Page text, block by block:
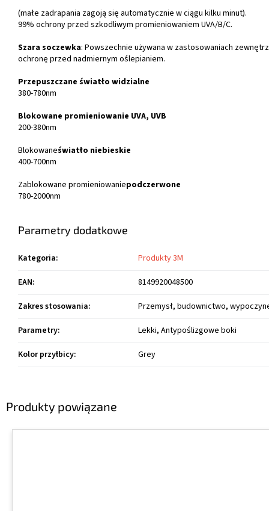
Produkty powiązane
(małe zadrapania zagoją się automatycznie w ciągu kilku minut).
99% ochrony przed szkodliwym promieniowaniem UVA/B/C.
Szara soczewka: Powszechnie używana w zastosowaniach
ochronę przed nadmiernym oślepianiem.
Przepuszczane światło widzialne
380-780nm
Blokowane promieniowanie UVA, UVB
200-380nm
Blokowaneświatło niebieskie
400-700nm
Zablokowane promieniowaniepodczerwone
780-2000nm
Parametry dodatkowe
Kategoria:
Produkty 3M
EAN:
8149920048500
Zakres stosowania:
Przemysł, budownictwo,
Parametry:
Lekki, Antypoślizgowe boki
Kolor przyłbicy: Grey